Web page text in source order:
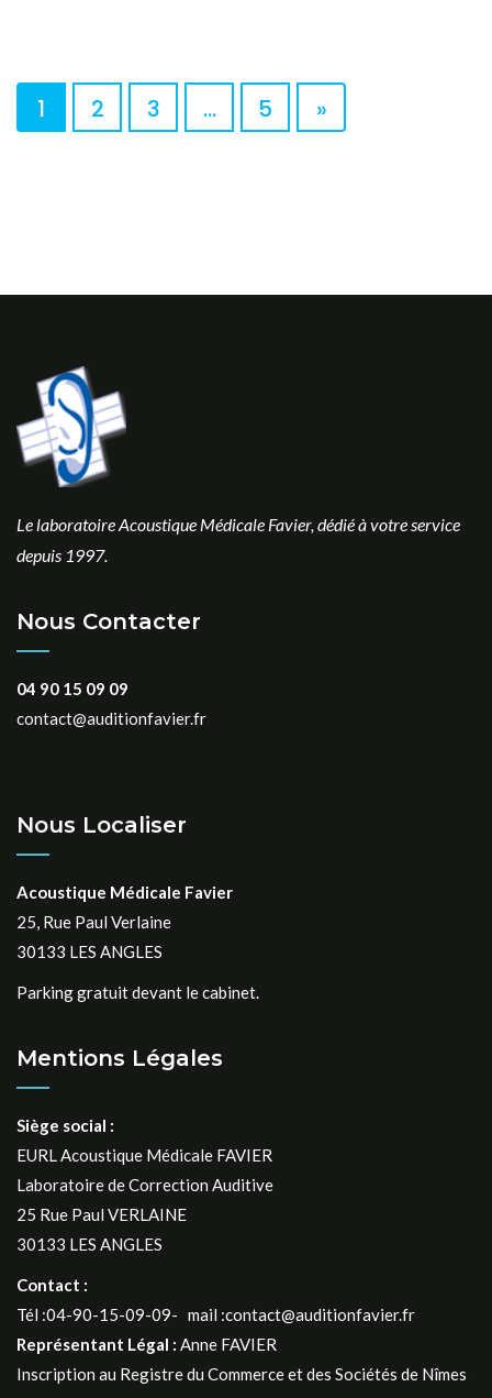
1 2 3 … 5 »
Le laboratoire Acoustique Médicale Favier, dédié à votre service
depuis 1997.
Nous Contacter
04 90 15 09 09
contact@auditionfavier.fr
Nous Localiser
Acoustique Médicale Favier
25, Rue Paul Verlaine
30133 LES ANGLES
Parking gratuit devant le cabinet.
Mentions Légales
Siège social :
EURL Acoustique Médicale FAVIER
Laboratoire de Correction Auditive
25 Rue Paul VERLAINE
30133 LES ANGLES
Contact :
Tél :04-90-15-09-09- mail :contact@auditionfavier.fr
Représentant Légal : Anne FAVIER
Inscription au Registre du Commerce et des Sociétés de Nîmes